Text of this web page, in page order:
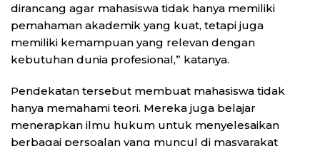
dirancang agar mahasiswa tidak hanya memiliki
pemahaman akademik yang kuat, tetapi juga
memiliki kemampuan yang relevan dengan
kebutuhan dunia profesional,” katanya.
Pendekatan tersebut membuat mahasiswa tidak
hanya memahami teori. Mereka juga belajar
menerapkan ilmu hukum untuk menyelesaikan
berbagai persoalan yang muncul di masyarakat